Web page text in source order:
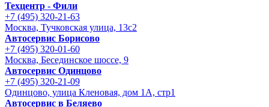
Техцентр - Фили
+7 (495) 320-21-63
Москва, Тучковская улица, 13с2
Автосервис Борисово
+7 (495) 320-01-60
Москва, Бесединское шоссе, 9
Автосервис Одинцово
+7 (495) 320-21-09
Одинцово, улица Кленовая, дом 1А, стр1
Автосервис в Беляево